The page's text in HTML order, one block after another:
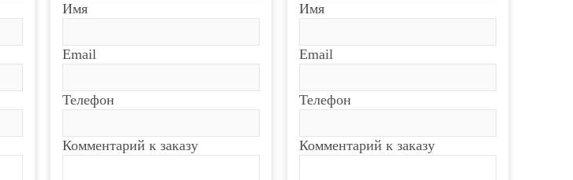
Имя
Email
Телефон
Комментарий к заказу
Имя
Email
Телефон
Комментарий к заказу